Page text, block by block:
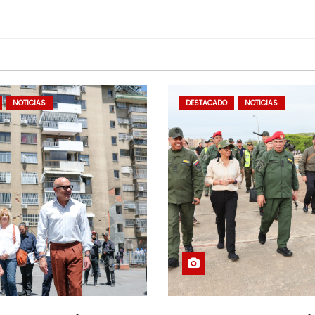
NOTICIAS DESTACADO NOTICIAS